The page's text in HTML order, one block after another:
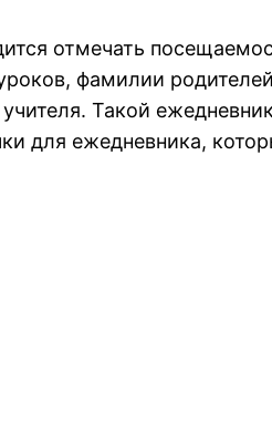
отмечать
фамилии
Такой
для ежедневника,